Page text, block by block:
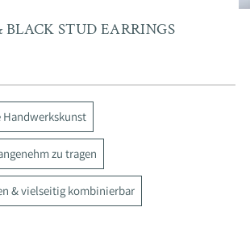
STUD EARRINGS
Handwerkskunst
zu tragen
& vielseitig kombinierbar